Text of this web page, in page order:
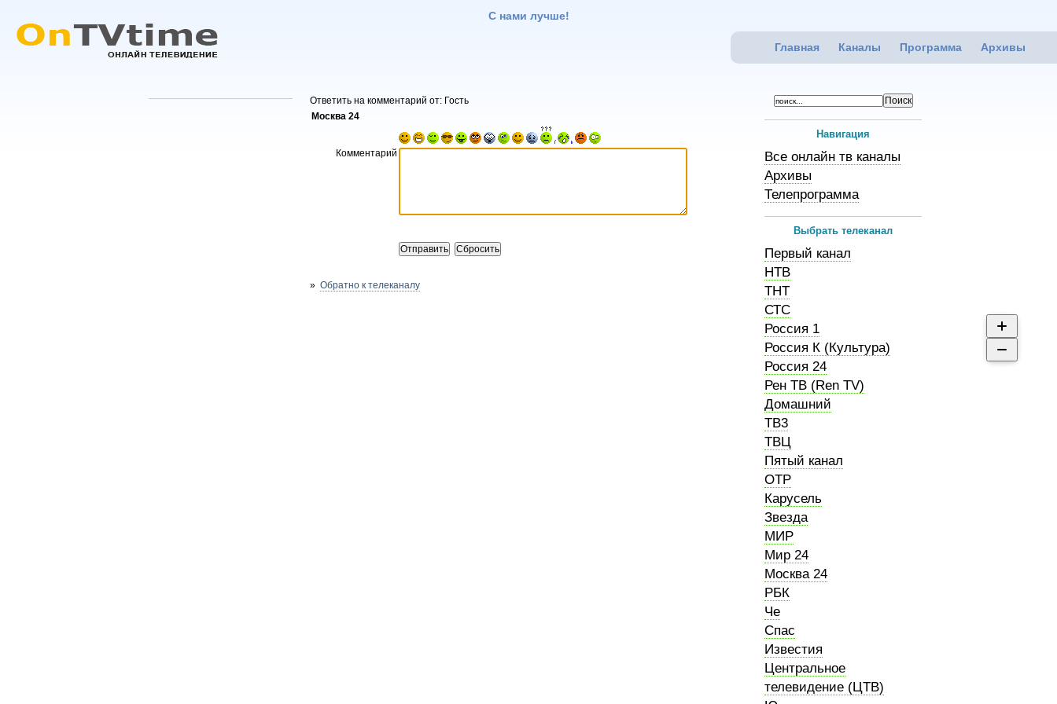
С нами лучше!
Главная Каналы Программа Архивы
Ответить на комментарий от: Гость
Москва 24
Комментарий
» Обратно к телеканалу
Навигация
Все онлайн тв каналы
Архивы
Телепрограмма
Выбрать телеканал
Первый канал
НТВ
ТНТ
СТС
Россия 1
Россия К (Культура)
Россия 24
Рен ТВ (Ren TV)
Домашний
ТВ3
ТВЦ
Пятый канал
ОТР
Карусель
Звезда
МИР
Мир 24
Москва 24
РБК
Че
Спас
Известия
Центральное
телевидение (ЦТВ)